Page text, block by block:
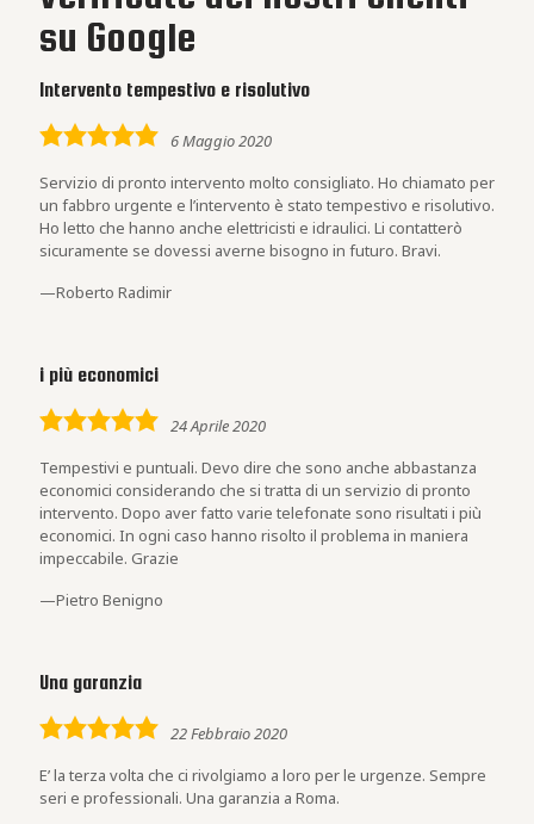
su Google
Intervento tempestivo e risolutivo
5,0
6 Maggio 2020
Servizio di pronto intervento molto consigliato. Ho chiamato per
un fabbro urgente e l’intervento è stato tempestivo e risolutivo.
Ho letto che hanno anche elettricisti e idraulici. Li contatterò
sicuramente se dovessi averne bisogno in futuro. Bravi.
Roberto Radimir
i più economici
5,0
24 Aprile 2020
Tempestivi e puntuali. Devo dire che sono anche abbastanza
economici considerando che si tratta di un servizio di pronto
intervento. Dopo aver fatto varie telefonate sono risultati i più
economici. In ogni caso hanno risolto il problema in maniera
impeccabile. Grazie
Pietro Benigno
Una garanzia
5,0
22 Febbraio 2020
E’ la terza volta che ci rivolgiamo a loro per le urgenze. Sempre
seri e professionali. Una garanzia a Roma.